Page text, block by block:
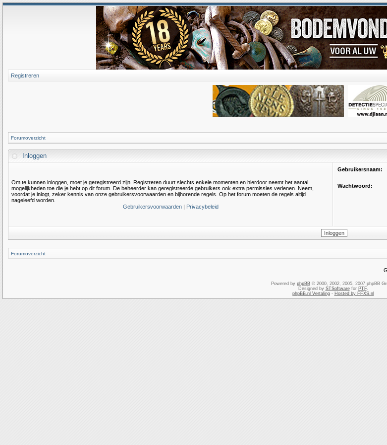
Registreren
Forumoverzicht
Inloggen
Om te kunnen inloggen, moet je geregistreerd zijn. Registreren duurt slechts enkele momenten en hierdoor neemt het aantal
mogelijkheden toe die je hebt op dit forum. De beheerder kan geregistreerde gebruikers ook extra permissies verlenen. Neem,
voordat je inlogt, zeker kennis van onze gebruikersvoorwaarden en bijhorende regels. Op het forum moeten de regels altijd
nageleefd worden.
Gebruikersvoorwaarden | Privacybeleid
Gebruikersnaam:
Wachtwoord:
Forumoverzicht
Powered by phpBB© 2000, 2002, 2005, 2007 phpBB
Designed by STSoftwarefor PTF.
phpBB.nl Vertaling- Hosted by FFXS.nl